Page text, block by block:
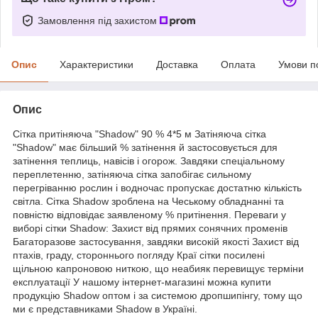
Замовлення під захистом
Опис Характеристики Доставка Оплата Умови
Опис
Сітка притіняюча "Shadow" 90 % 4*5 м Затіняюча сітка
"Shadow" має більший % затінення й застосовується для
затінення теплиць, навісів і огорож. Завдяки спеціальному
переплетенню, затіняюча сітка запобігає сильному
перегріванню рослин і водночас пропускає достатню кількість
світла. Сітка Shadow зроблена на Чеському обладнанні та
повністю відповідає заявленому % притінення. Переваги у
виборі сітки Shadow: Захист від прямих сонячних променів
Багаторазове застосування, завдяки високій якості Захист від
птахів, граду, стороннього погляду Краї сітки посилені
щільною капроновою ниткою, що неабияк перевищує терміни
експлуатації У нашому інтернет-магазині можна купити
продукцію Shadow оптом і за системою дропшипінгу, тому що
ми є представниками Shadow в Україні.